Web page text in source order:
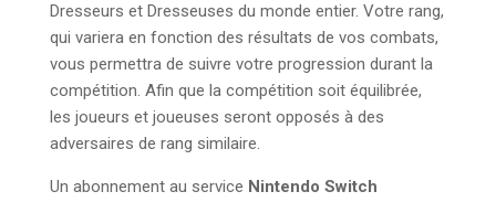
Dresseurs et Dresseuses du monde entier. Votre rang,
qui variera en fonction des résultats de vos combats,
vous permettra de suivre votre progression durant la
compétition. Afin que la compétition soit équilibrée,
les joueurs et joueuses seront opposés à des
adversaires de rang similaire.
Un abonnement au service Nintendo Switch